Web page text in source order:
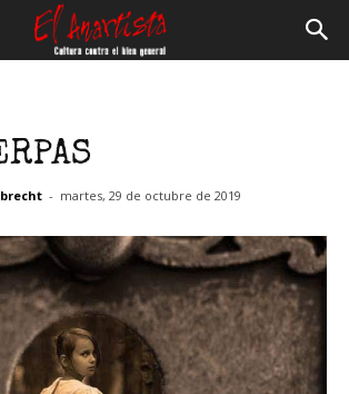
- martes, 29 de octubre de 2019